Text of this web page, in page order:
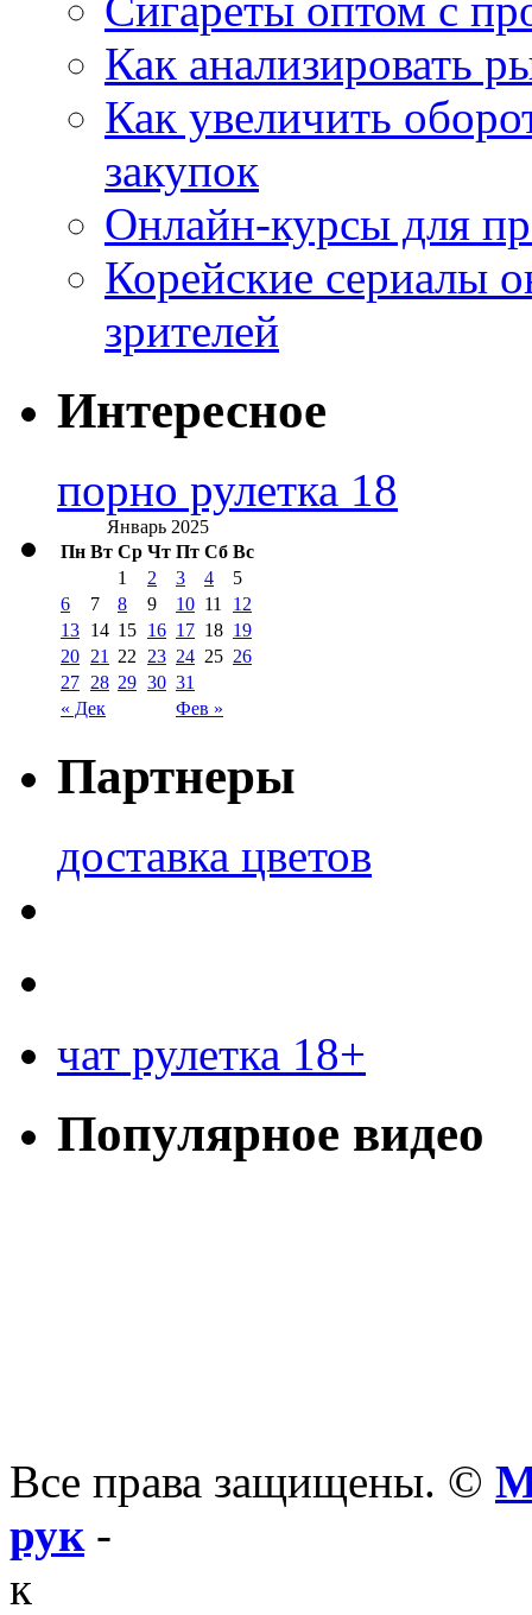
Сигареты оптом с
Как анализировать
Как увеличить
закупок
Онлайн-курсы для
Корейские сериалы
зрителей
Интересное
порно рулетка 18
Январь 2025
Пн Вт Ср Чт Пт Сб Вс
« Дек Фев »
1 2 3 4
5
6
7 8 9 10 11
12
13 14 15 16 17 18 19
20 21 22 23 24 25 26
27 28 29 30 31
Партнеры
доставка цветов
чат рулетка 18+
Популярное видео
Все права защищены. ©
рук-
к